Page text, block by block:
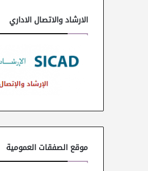
الارشاد والاتصال الاداري
موقع الصفقات العمومية